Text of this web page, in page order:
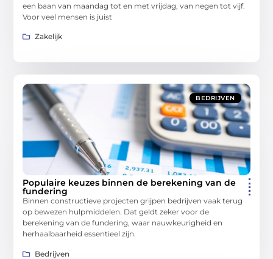
een baan van maandag tot en met vrijdag, van negen tot vijf.
Voor veel mensen is juist
Zakelijk
BEDRIJVEN
Populaire keuzes binnen de berekening van de
fundering
Binnen constructieve projecten grijpen bedrijven vaak terug
op bewezen hulpmiddelen. Dat geldt zeker voor de
berekening van de fundering, waar nauwkeurigheid en
herhaalbaarheid essentieel zijn.
Bedrijven